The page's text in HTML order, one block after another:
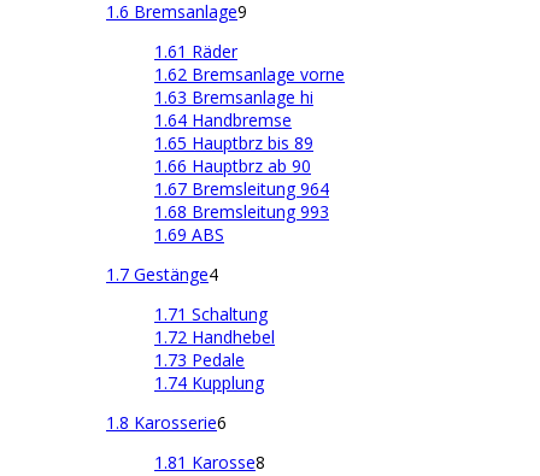
1.6 Bremsanlage9
1.61 Räder
1.62 Bremsanlage vorne
1.63 Bremsanlage hi
1.64 Handbremse
1.65 Hauptbrz bis 89
1.66 Hauptbrz ab 90
1.67 Bremsleitung 964
1.68 Bremsleitung 993
1.69 ABS
1.7 Gestänge4
1.71 Schaltung
1.72 Handhebel
1.73 Pedale
1.74 Kupplung
1.8 Karosserie6
1.81 Karosse8